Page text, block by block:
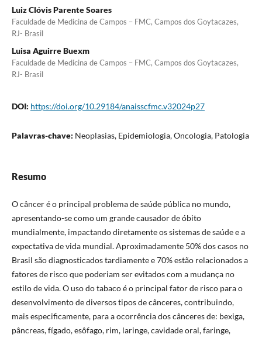
Luiz Clóvis Parente Soares
Faculdade de Medicina de Campos – FMC, Campos dos Goytacazes,
RJ- Brasil
Luisa Aguirre Buexm
Faculdade de Medicina de Campos – FMC, Campos dos Goytacazes,
RJ- Brasil
DOI: https://doi.org/10.29184/anaisscfmc.v32024p27
Palavras-chave: Neoplasias, Epidemiologia, Oncologia, Patologia
Resumo
O câncer é o principal problema de saúde pública no mundo,
apresentando-se como um grande causador de óbito
mundialmente, impactando diretamente os sistemas de saúde e a
expectativa de vida mundial. Aproximadamente 50% dos casos no
Brasil são diagnosticados tardiamente e 70% estão relacionados a
fatores de risco que poderiam ser evitados com a mudança no
estilo de vida. O uso do tabaco é o principal fator de risco para o
desenvolvimento de diversos tipos de cânceres, contribuindo,
mais especificamente, para a ocorrência dos cânceres de: bexiga,
pâncreas, fígado, esôfago, rim, laringe, cavidade oral, faringe,